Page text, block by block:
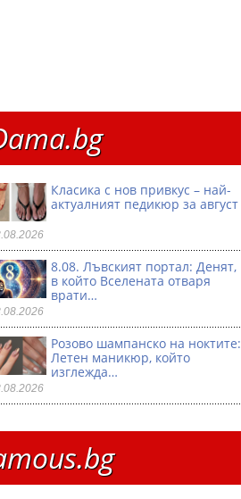
Класика с нов привкус – най-
актуалният педикюр за август
8.08. Лъвският портал: Денят,
в който Вселената отваря
врати…
Розово шампанско на ноктите:
Летен маникюр, който
изглежда…